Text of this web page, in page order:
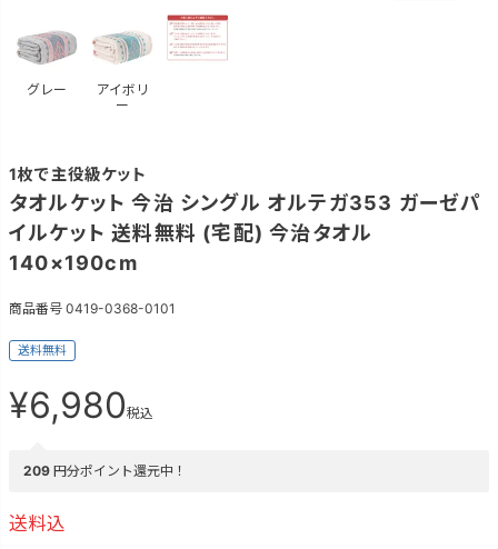
グレー
アイボリ
ー
1枚で主役級ケット
タオルケット 今治 シングル オルテガ353 ガーゼパ
イルケット 送料無料 (宅配) 今治タオル
140×190cm
商品番号 0419-0368-0101
送料無料
¥6,980税込
209 円分ポイント還元中！
送料込